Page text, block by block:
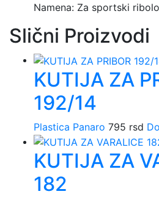
Namena: Za sportski
Slični Proizvodi
KUTIJA ZA
192/14
Plastica Panaro 795 rsd
KUTIJA ZA
182